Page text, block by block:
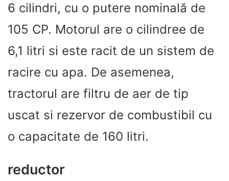
6 cilindri, cu o putere nominală de
105 CP. Motorul are o cilindree de
6,1 litri si este racit de un sistem de
racire cu apa. De asemenea,
tractorul are filtru de aer de tip
uscat si rezervor de combustibil cu
o capacitate de 160 litri.
reductor